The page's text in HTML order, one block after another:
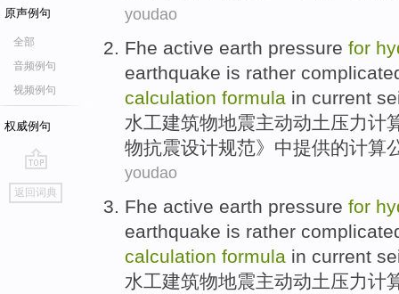
原声例句
全部
音频例句
视频例句
权威例句
go
top
返回词典
youdao
Fhe active earth pressure for
earthquake is rather
calculation formula in current
水工建筑物地震主动动土压力计
物抗震设计规范》 中提供的计算
youdao
Fhe active earth pressure for
earthquake is rather
calculation formula in current
水工建筑物地震主动动土压力计